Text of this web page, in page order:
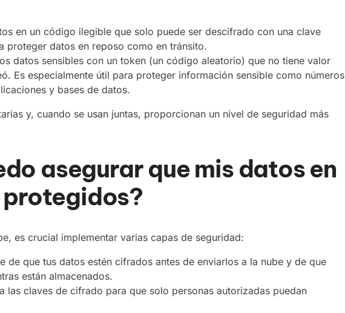
en un código ilegible que solo puede ser descifrado con una clave
proteger datos en reposo como en tránsito.
datos sensibles con un token (un código aleatorio) que no tiene valor
Es especialmente útil para proteger información sensible como números
y bases de datos.
y, cuando se usan juntas, proporcionan un nivel de seguridad más
asegurar que mis datos en
protegidos?
es crucial implementar varias capas de seguridad:
de que tus datos estén cifrados antes de enviarlos a la nube y de que
están almacenados.
las claves de cifrado para que solo personas autorizadas puedan